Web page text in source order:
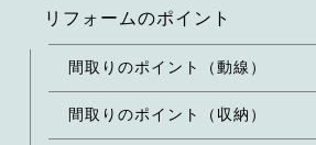
リフォームのポイント
間取りのポイント（動線）
間取りのポイント（収納）